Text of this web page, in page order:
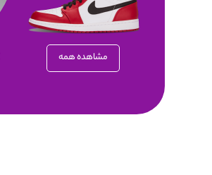
مشاهده همه